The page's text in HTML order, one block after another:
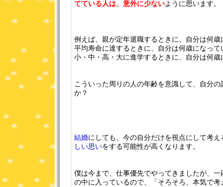
てている人は、意外に少ないように思います。
例えば、親が定年退職するときに、自分は何
平均寿命に達するときに、自分は何歳になっ
小・中・高・大に進学するときに、自分は何歳
こういった周りの人の年齢を意識して、自分
か？
結婚にしても、今の自分だけを視点にして考え
しい思いをする可能性が高くなります。
僕は今まで、仕事優先でやってきましたが、
の中に入っているので、「そろそろ、本気で